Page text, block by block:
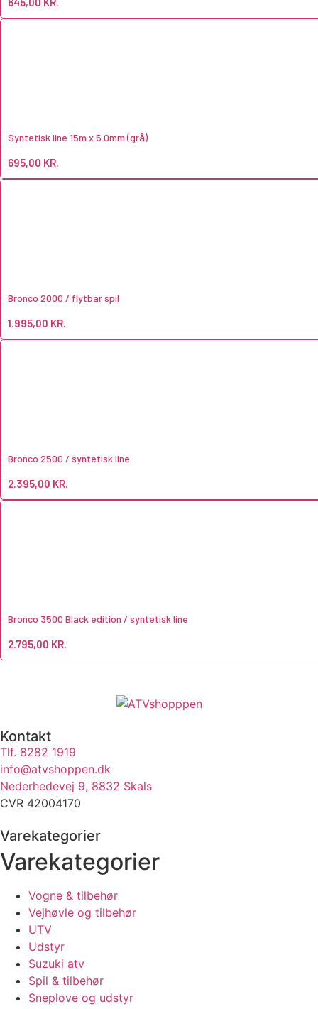
Syntetisk line 15m x 5.0mm (grå)
695,00 KR.
Bronco 2000 / flytbar spil
1.995,00 KR.
Bronco 2500 / syntetisk line
2.395,00 KR.
Bronco 3500 Black edition / syntetisk line
2.795,00 KR.
Kontakt
Tlf. 8282 1919
info@atvshoppen.dk
Nederhedevej 9, 8832 Skals
CVR 42004170
Varekategorier
Varekategorier
Vogne & tilbehør
Vejhøvle og tilbehør
UTV
Udstyr
Suzuki atv
Spil & tilbehør
Sneplove og udstyr